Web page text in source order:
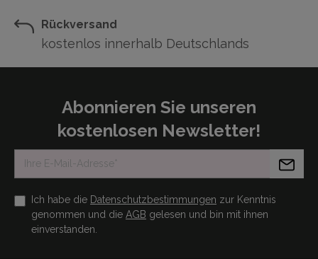
Rückversand
kostenlos innerhalb Deutschlands
Abonnieren Sie unseren
kostenlosen Newsletter!
Ich habe die Datenschutzbestimmungen zur Kenntnis
genommen und die AGB gelesen und bin mit ihnen
einverstanden.